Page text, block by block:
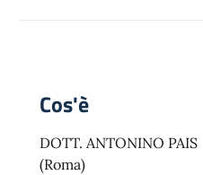
Cos'è
DOTT. ANTONINO PAIS
(Roma)